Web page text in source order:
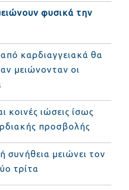
φυσικά την
καρδιαγγειακά θα
μειώνονταν οι
κοινές ιώσεις ίσως
προσβολής
συνήθεια μειώνει τον
τρίτα